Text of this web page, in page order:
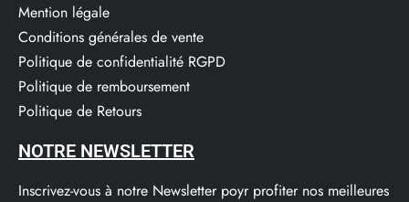
Mention légale
Conditions générales de vente
Politique de confidentialité RGPD
Politique de remboursement
Politique de Retours
NOTRE NEWSLETTER
Inscrivez-vous à notre Newsletter poyr profiter nos meilleures